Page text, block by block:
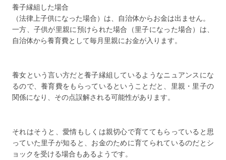
養子縁組した場合
（法律上子供になった場合）は、自治体からお金は出ません。
一方、子供が里親に預けられた場合（里子になった場合）は、
自治体から養育費として毎月里親にお金が入ります。
養女という言い方だと養子縁組しているようなニュアンスにな
るので、養育費をもらっているということだと、里親・里子の
関係になり、その点誤解される可能性があります。
それはそうと、愛情もしくは親切心で育ててもらっていると思
っていた里子が知ると、お金のために育てられているのだとシ
ョックを受ける場合もあるようです。